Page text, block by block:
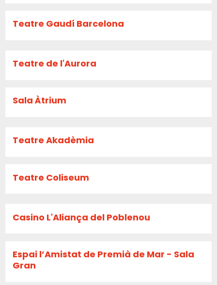
Teatre Gaudí Barcelona
Teatre de l'Aurora
Sala Àtrium
Teatre Akadèmia
Teatre Coliseum
Casino L'Aliança del Poblenou
Espai l’Amistat de Premià de Mar - Sala
Gran